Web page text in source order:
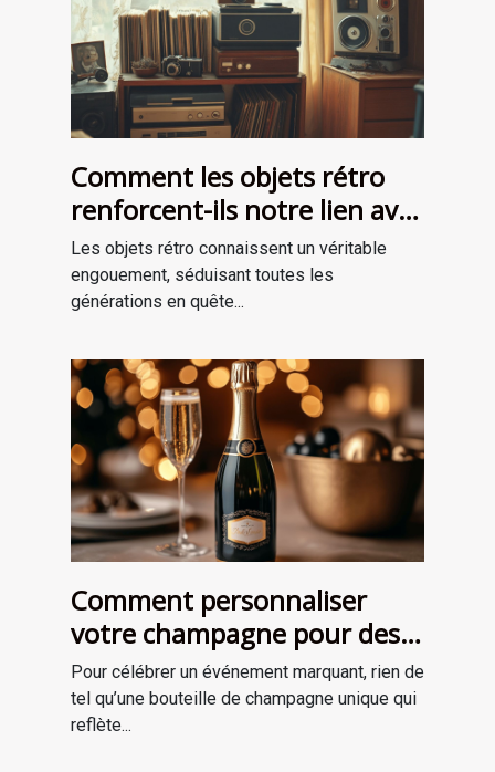
Comment les objets rétro
renforcent-ils notre lien avec
le passé?
Les objets rétro connaissent un véritable
engouement, séduisant toutes les
générations en quête...
Comment personnaliser
votre champagne pour des
occasions spéciales ?
Pour célébrer un événement marquant, rien de
tel qu’une bouteille de champagne unique qui
reflète...